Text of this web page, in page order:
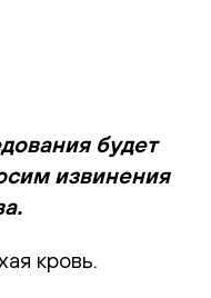
будет
извинения
кровь.